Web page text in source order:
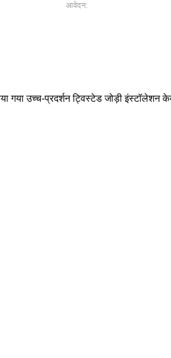
आवेदन:
गया उच्च-प्रदर्शन ट्विस्टेड जोड़ी इंस्टॉलेशन